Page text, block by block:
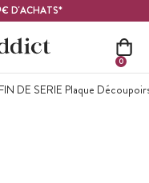
D'ACHATS*
0
FIN DE SERIE Plaque